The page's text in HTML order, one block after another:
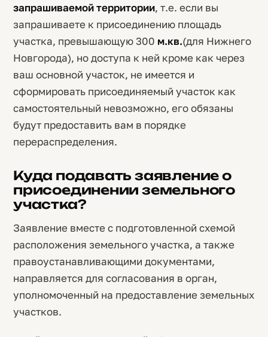
запрашиваемой территории, т.е. если вы
запрашиваете к присоединению площадь
участка, превышающую 300 м.кв.(для Нижнего
Новгорода), но доступа к ней кроме как через
ваш основной участок, не имеется и
сформировать присоединяемый участок как
самостоятельный невозможно, его обязаны
будут предоставить вам в порядке
перераспределения.
Куда подавать заявление о
присоединении земельного
участка?
Заявление вместе с подготовленной схемой
расположения земельного участка, а также
правоустанавливающими документами,
направляется для согласования в орган,
уполномоченный на предоставление земельных
участков.